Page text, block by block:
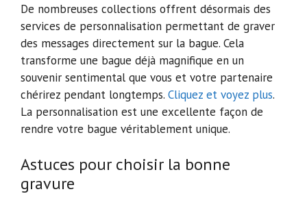
De nombreuses collections offrent désormais des
services de personnalisation permettant de graver
des messages directement sur la bague. Cela
transforme une bague déjà magnifique en un
souvenir sentimental que vous et votre partenaire
chérirez pendant longtemps. Cliquez et voyez plus.
La personnalisation est une excellente façon de
rendre votre bague véritablement unique.
Astuces pour choisir la bonne
gravure